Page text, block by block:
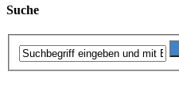
Suche